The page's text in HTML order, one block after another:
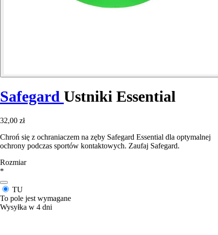
Safegard Ustniki Essential
32,00 zł
Chroń się z ochraniaczem na zęby Safegard Essential dla optymalnej
ochrony podczas sportów kontaktowych. Zaufaj Safegard.
Rozmiar
*
TU
To pole jest wymagane
Wysyłka w 4 dni